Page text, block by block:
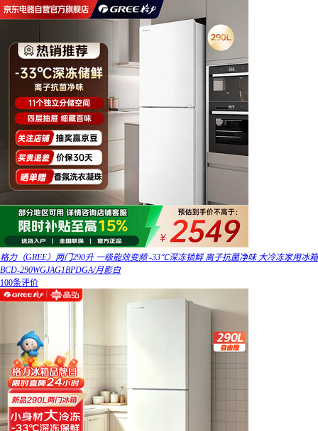
格力（GREE）两门290升 一级能效变频 -33℃深冻锁鲜 离子抗菌净味 大冷冻家用冰箱
BCD-290WGJAG1BPDGA/月影白
100条评价